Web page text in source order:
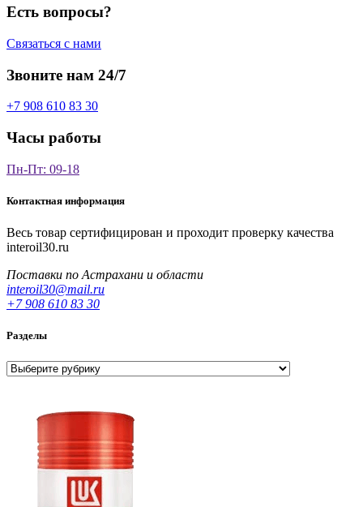
Есть вопросы?
Связаться с нами
Звоните нам 24/7
+7 908 610 83 30
Часы работы
Пн-Пт: 09-18
Контактная информация
Весь товар сертифицирован и проходит проверку качества
interoil30.ru
Поставки по Астрахани и области
interoil30@mail.ru
+7 908 610 83 30
Разделы
Разделы